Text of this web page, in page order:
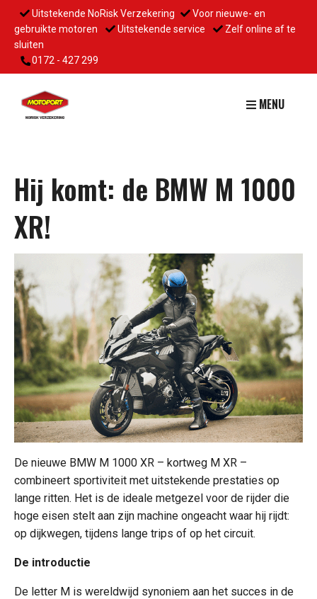
Uitstekende NoRisk Verzekering
Voor nieuwe- en
gebruikte motoren
Uitstekende service
Zelf online af te
sluiten
0172 - 427 299
MENU
Hij komt: de BMW M 1000
XR!
De nieuwe BMW M 1000 XR – kortweg M XR –
combineert sportiviteit met uitstekende prestaties op
lange ritten. Het is de ideale metgezel voor de rijder die
hoge eisen stelt aan zijn machine ongeacht waar hij rijdt:
op dijkwegen, tijdens lange trips of op het circuit.
De introductie
De letter M is wereldwijd synoniem aan het succes in de